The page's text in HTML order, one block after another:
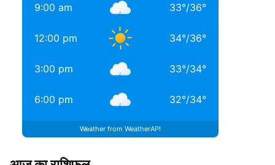
9:00 am 33°/36°
12:00 pm 34°/36°
3:00 pm 33°/34°
6:00 pm 32°/34°
Weather from WeatherAPI